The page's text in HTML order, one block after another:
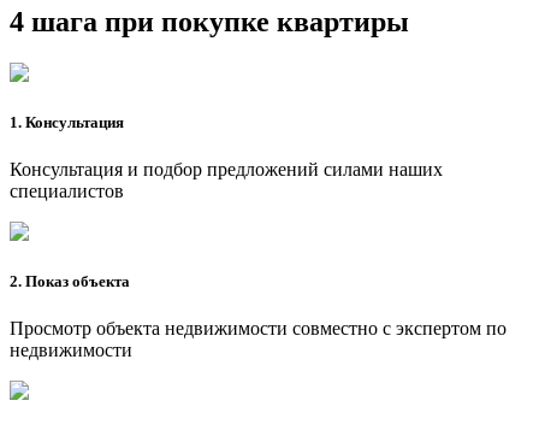
4 шага при покупке квартиры
1. Консультация
Консультация и подбор предложений силами наших
специалистов
2. Показ объекта
Просмотр объекта недвижимости совместно с экспертом по
недвижимости